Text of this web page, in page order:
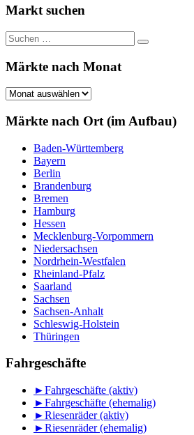
Markt suchen
Suchen
nach:
Suchen
Märkte nach Monat
Märkte
Monat
Märkte nach Ort (im Aufbau)
Baden-Württemberg
Bayern
Berlin
Brandenburg
Bremen
Hamburg
Hessen
Mecklenburg-Vorpommern
Niedersachsen
Nordrhein-Westfalen
Rheinland-Pfalz
Saarland
Sachsen
Sachsen-Anhalt
Schleswig-Holstein
Thüringen
Fahrgeschäfte
►Fahrgeschäfte (aktiv)
►Fahrgeschäfte (ehemalig)
►Riesenräder (aktiv)
►Riesenräder (ehemalig)